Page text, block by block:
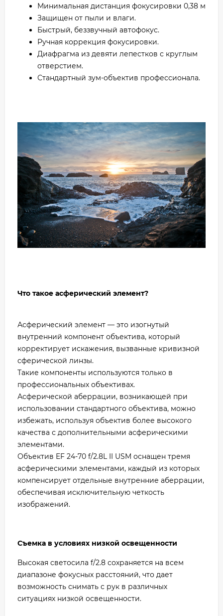
Минимальная дистанция фокусировки 0,38 м
Защищен от пыли и влаги.
Быстрый, беззвучный автофокус.
Ручная коррекция фокусировки.
Диафрагма из девяти лепестков с круглым
отверстием.
Стандартный зум-объектив профессионала.
Что такое асферический элемент?
Асферический элемент — это изогнутый
внутренний компонент объектива, который
корректирует искажения, вызванные кривизной
сферической линзы.
Такие компоненты используются только в
профессиональных объективах.
Асферической аберрации, возникающей при
использовании стандартного объектива, можно
избежать, используя объектив более высокого
качества с дополнительными асферическими
элементами.
Объектив EF 24-70 f/2.8L II USM оснащен тремя
асферическими элементами, каждый из которых
компенсирует отдельные внутренние аберрации,
обеспечивая исключительную четкость
изображений.
Съемка в условиях низкой освещенности
Высокая светосила f/2.8 сохраняется на всем
диапазоне фокусных расстояний, что дает
возможность снимать с рук в различных
ситуациях низкой освещенности.